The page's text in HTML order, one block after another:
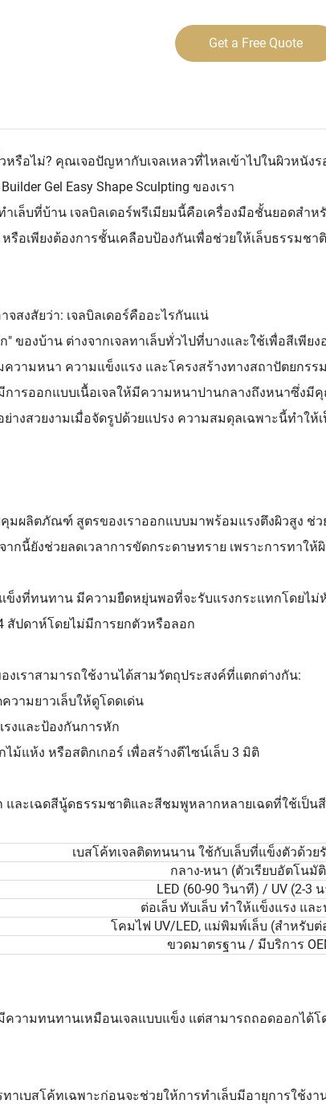
Get a Free Quote
รือไม่? คุณเจอปัญหากับเจลเหลวที่ไหลเข้าไปในผิวหนัง
Gel Easy Shape Sculpting ของเรา
ล็บที่บ้าน เจลบิลเดอร์พรีเมียมนี้คือเครื่องมือชั้นยอดสำห
อเพียงต้องการชั้นเคลือบป้องกันเพื่อช่วยให้เล็บธรรมช
สงสัยว่า: เจลบิลเดอร์คืออะไรกันแน่
องบ้าน ต่างจากเจลทาเล็บทั่วไปที่บางและใช้เพื่อสีเพียง
ามหนา ความแข็งแรง และโครงสร้างทางสถาปัตยกรร
การออกแบบเนื้อเจลให้มีความหนาปานกลางถึงหนาซึ่ง
างสวยงามเมื่อจัดรูปด้วยแปรง ความสมดุลเฉพาะนี้ทำใ
ผลิตภัณฑ์ สูตรของเราออกแบบมาพร้อมแรงตึงผิวสูง ช่ว
นี้ยังช่วยลดเวลาการขัดกระดาษทราย เพราะการทาให้
แข็งที่ทนทาน มีความยืดหยุ่นพอที่จะรับแรงกระแทกโดย
สัปดาห์โดยไม่มีการยกตัวหรือลอก
งเราสามารถใช้งานได้สามวัตถุประสงค์ที่แตกต่างกัน:
วามยาวเล็บให้ดูโดดเด่น
รงและป้องกันการหัก
ม้แห้ง หรือสติกเกอร์ เพื่อสร้างดีไซน์เล็บ 3 มิติ
ละเฉดสีนู้ดธรรมชาติและสีชมพูหลากหลายเฉดที่ใช้เป็น
เบสโค้ทเจลติดทนนาน ใช้กับเล็บที่แข็งตัวด้วย
กลาง-หนา (ตัวเรียบอัตโนมั
LED (60-90 วินาที) / UV (2-3
ต่อเล็บ ทับเล็บ ทำให้แข็งแรง และ
โคมไฟ UV/LED, แม่พิมพ์เล็บ (สำหรับต่
ขวดมาตรฐาน / มีบริการ
วามทนทานเหมือนเจลแบบแข็ง แต่สามารถถอดออกได้
ทาเบสโค้ทเฉพาะก่อนจะช่วยให้การทำเล็บมีอายุการใช้